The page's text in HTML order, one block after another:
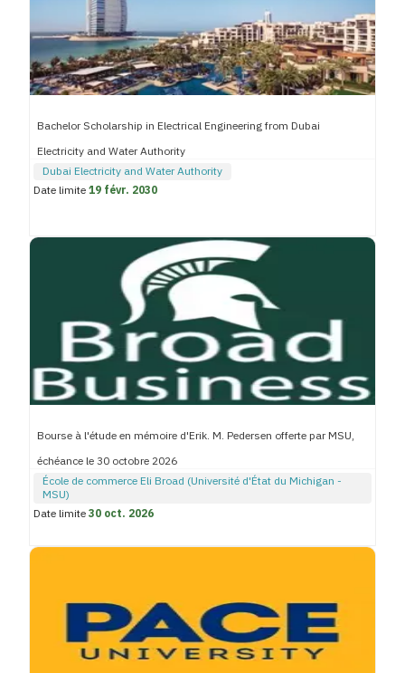
Bachelor Scholarship in Electrical Engineering from Dubai
Electricity and Water Authority
Dubai Electricity and Water Authority
Date limite19 févr. 2030
Bourse à l'étude en mémoire d'Erik. M. Pedersen offerte par MSU,
échéance le 30 octobre 2026
École de commerce Eli Broad (Université d'État du Michigan -
MSU)
Date limite30 oct. 2026